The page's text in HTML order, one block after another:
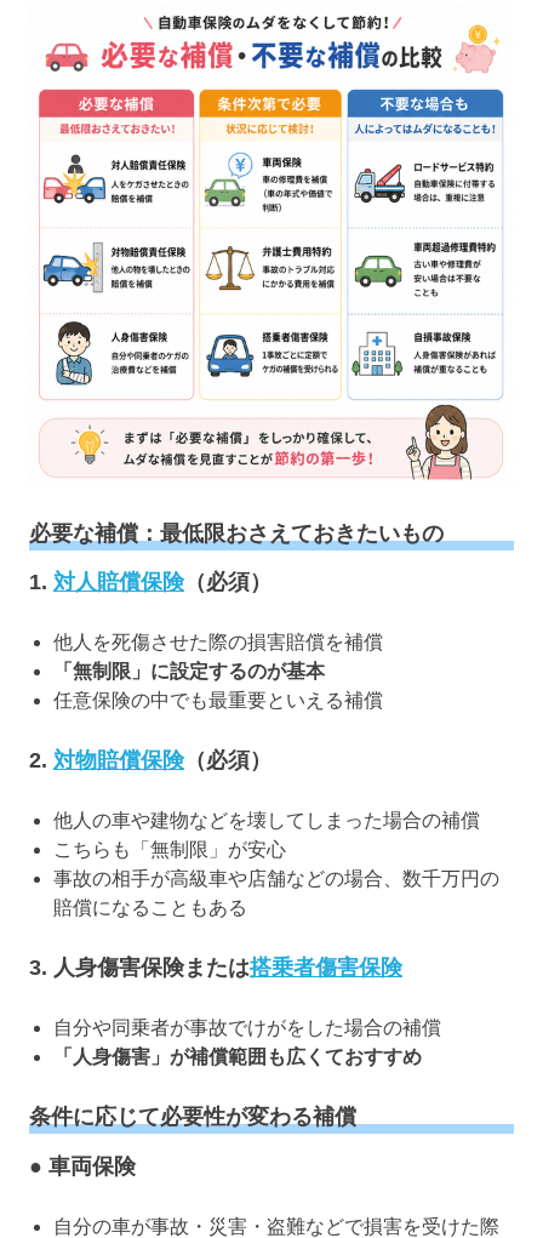
必要な補償：最低限おさえておきたいもの
1. 対人賠償保険（必須）
他人を死傷させた際の損害賠償を補償
「無制限」に設定するのが基本
任意保険の中でも最重要といえる補償
2. 対物賠償保険（必須）
他人の車や建物などを壊してしまった場合の補償
こちらも「無制限」が安心
事故の相手が高級車や店舗などの場合、数千万円の
賠償になることもある
3. 人身傷害保険または搭乗者傷害保険
自分や同乗者が事故でけがをした場合の補償
「人身傷害」が補償範囲も広くておすすめ
条件に応じて必要性が変わる補償
● 車両保険
自分の車が事故・災害・盗難などで損害を受けた際